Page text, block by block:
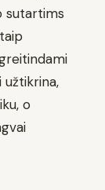
sutartims
o